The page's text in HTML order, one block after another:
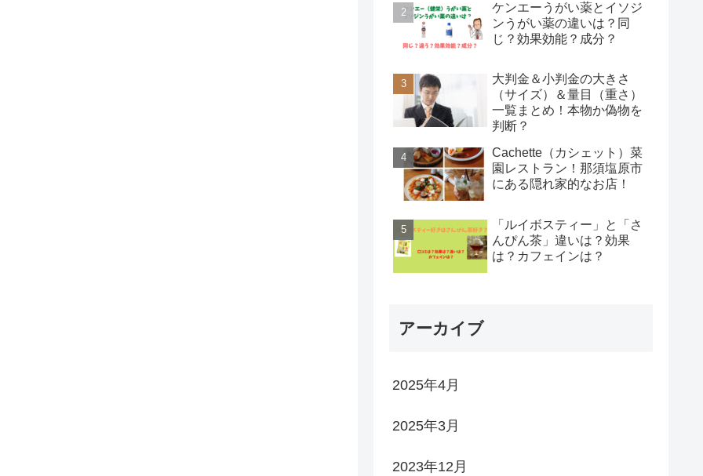
ケンエーうがい薬とイソジ
ンうがい薬の違いは？同
じ？効果効能？成分？
大判金＆小判金の大きさ
（サイズ）＆量目（重さ）
一覧まとめ！本物か偽物を
判断？
Cachette（カシェット）菜
園レストラン！那須塩原市
にある隠れ家的なお店！
「ルイボスティー」と「さ
んぴん茶」違いは？効果
は？カフェインは？
アーカイブ
2025年4月
2025年3月
2023年12月